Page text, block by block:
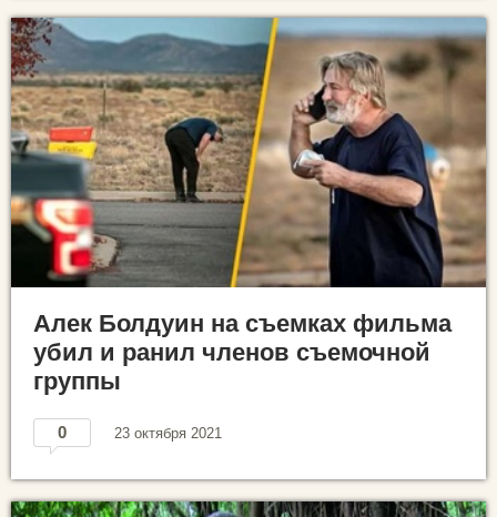
Алек Болдуин на съемках фильма
убил и ранил членов съемочной
группы
0 23 октября 2021